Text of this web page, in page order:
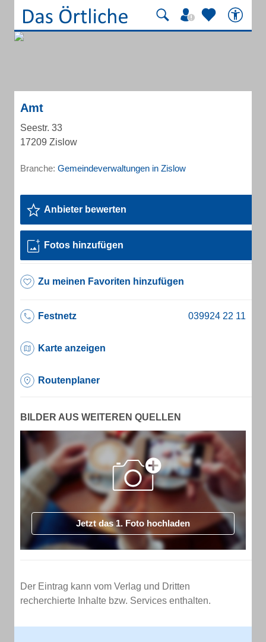
Amt
Seestr. 33
17209 Zislow
Branche: Gemeindeverwaltungen in Zislow
Anbieter bewerten
Fotos hinzufügen
Zu meinen Favoriten hinzufügen
Festnetz
Karte anzeigen
Routenplaner
BILDER AUS WEITEREN QUELLEN
Jetzt das 1. Foto hochladen
Der Eintrag kann vom Verlag und Dritten
recherchierte Inhalte bzw. Services enthalten.